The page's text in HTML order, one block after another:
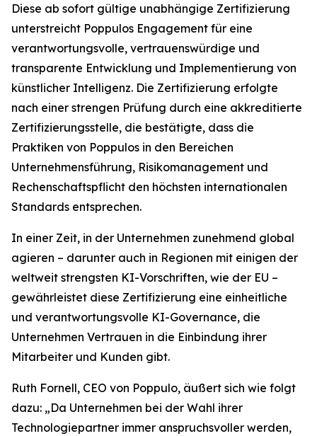
Diese ab sofort gültige unabhängige Zertifizierung
unterstreicht Poppulos Engagement für eine
verantwortungsvolle, vertrauenswürdige und
transparente Entwicklung und Implementierung von
künstlicher Intelligenz. Die Zertifizierung erfolgte
nach einer strengen Prüfung durch eine akkreditierte
Zertifizierungsstelle, die bestätigte, dass die
Praktiken von Poppulos in den Bereichen
Unternehmensführung, Risikomanagement und
Rechenschaftspflicht den höchsten internationalen
Standards entsprechen.
In einer Zeit, in der Unternehmen zunehmend global
agieren – darunter auch in Regionen mit einigen der
weltweit strengsten KI-Vorschriften, wie der EU –
gewährleistet diese Zertifizierung eine einheitliche
und verantwortungsvolle KI-Governance, die
Unternehmen Vertrauen in die Einbindung ihrer
Mitarbeiter und Kunden gibt.
Ruth Fornell, CEO von Poppulo, äußert sich wie folgt
dazu: „Da Unternehmen bei der Wahl ihrer
Technologiepartner immer anspruchsvoller werden,